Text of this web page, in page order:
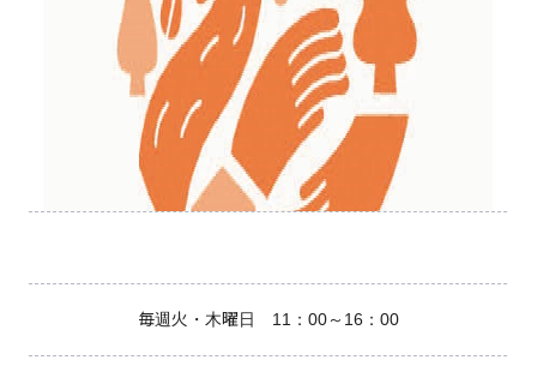
毎週火・木曜日 11：00～16：00